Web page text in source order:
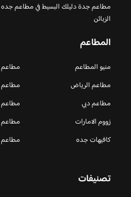
مطاعم جدة دليلك البسيط في مطاعم
الزبائن
المطاعم
منيو المطاعم
مطاعم
مطاعم الرياض
مطاعم
مطاعم دبي
زووم الامارات
مطاعم
كافيهات جده
تصنيفات